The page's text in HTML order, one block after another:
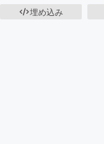
埋め込み